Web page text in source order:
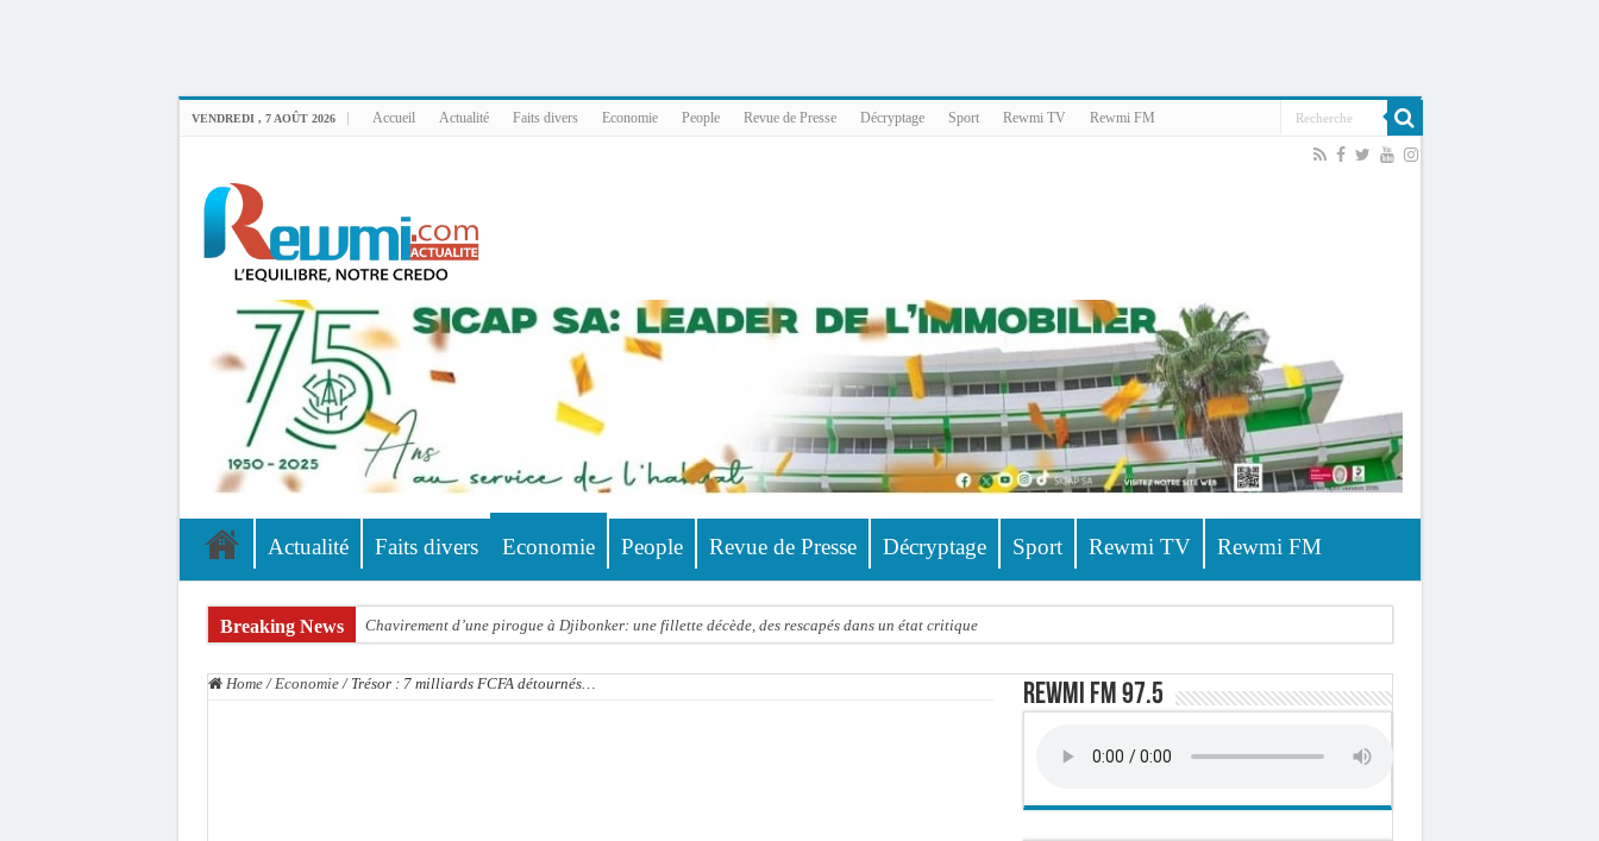
VENDREDI , 7 AOÛT 2026 Accueil Actualité Faits divers Economie People Revue de Presse Décryptage Sport Rewmi TV Rewmi FM
Actualité Faits divers Economie People Revue de Presse Décryptage Sport Rewmi TV Rewmi FM
Breaking News Chavirement d’une pirogue à Djibonker: une fillette décède, des rescapés dans un état critique
Kamb, l’Inspecteur de la jeunesse et des sports Guéladio Ba en tournée, un important lot de matériels sanitaire octroyé
Le Sénégal bénéficie de trois nouveaux financements de la Banque mondiale d’un montant global de 220,71 milliards de francs CFA
Home / Economie / Trésor : 7 milliards FCFA détournés… Rewmi FM 97.5